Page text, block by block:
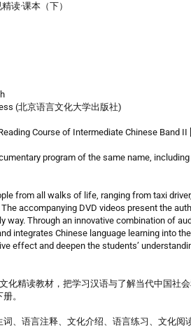
读·课本（下）
(北京语言文化大学出版社)
Course of Intermediate Chinese Band II
program of the same name,
from all walks of life, ranging from taxi
accompanying DVD videos present the
way. Through an innovative combination of
integrates Chinese language learning into
effect and deepen the students’
化精读教材，把学习汉语与了解当代中国社
。
、语言注释、文化介绍、语言练习、文化阅